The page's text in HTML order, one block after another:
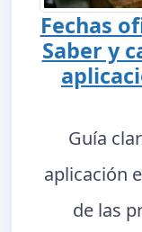
Fechas
Saber y
Guía
aplicación
de las